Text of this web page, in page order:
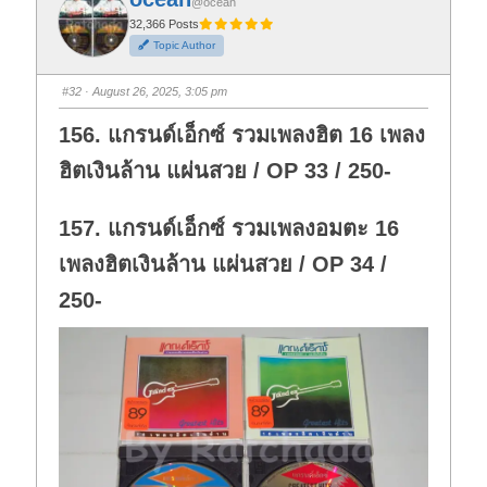
r
t
h
u
m
d
o
n
.
r
t
h
u
m
u
p
32,366 Posts
Topic Author
#32 · August 26, 2025, 3:05 pm
156. แกรนด์เอ็กซ์ รวมเพลงฮิต 16 เพลง
ฮิตเงินล้าน แผ่นสวย / OP 33 / 250-
157. แกรนด์เอ็กซ์ รวมเพลงอมตะ 16
เพลงฮิตเงินล้าน แผ่นสวย / OP 34 /
250-